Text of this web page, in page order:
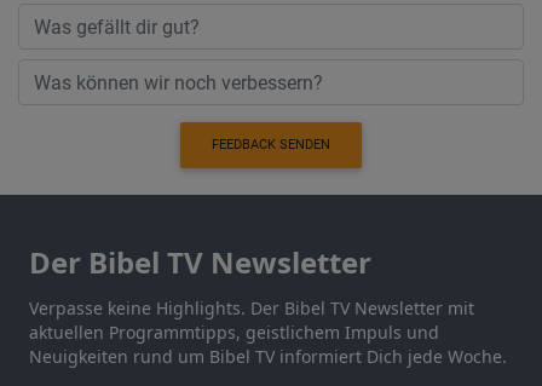
FEEDBACK SENDEN
Der Bibel TV Newsletter
Verpasse keine Highlights. Der Bibel TV Newsletter mit
aktuellen Programmtipps, geistlichem Impuls und
Neuigkeiten rund um Bibel TV informiert Dich jede Woche.